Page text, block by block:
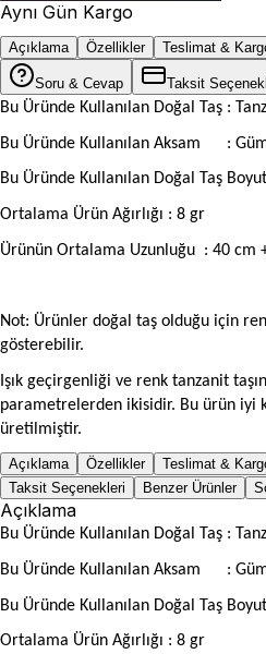
Aynı Gün Kargo
Açıklama Özellikler Teslimat &
Soru & Cevap Taksit
Bu Üründe Kullanılan Doğal Taş :
Bu Üründe Kullanılan Aksam :
Bu Üründe Kullanılan Doğal Taş
Ortalama Ürün Ağırlığı : 8 gr
Ürünün Ortalama Uzunluğu : 40 cm
Not: Ürünler doğal taş olduğu için
gösterebilir.
Işık geçirgenliği ve renk tanzanit
parametrelerden ikisidir. Bu ürün iyi
üretilmiştir.
Açıklama Özellikler Teslimat &
Taksit Seçenekleri
Benzer Ürünler
Açıklama
Bu Üründe Kullanılan Doğal Taş :
Bu Üründe Kullanılan Aksam :
Bu Üründe Kullanılan Doğal Taş
Ortalama Ürün Ağırlığı : 8 gr